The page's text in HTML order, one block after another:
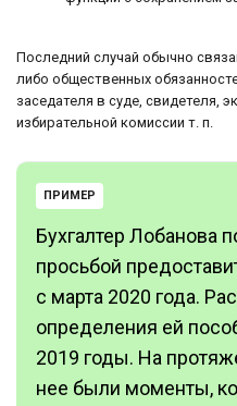
Последний случай обычно
либо общественных
заседателя в суде, свидетеля,
избирательной комиссии т. п.
ПРИМЕР
Бухгалтер Лобанова
просьбой
с марта 2020 года.
определения ей
2019 годы. На
нее были моменты,